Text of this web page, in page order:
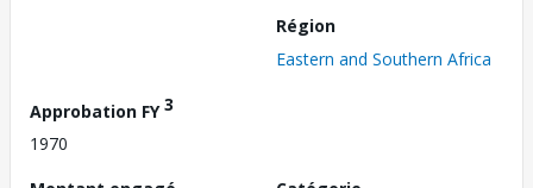
Région
Eastern and Southern Africa
Approbation FY3
1970